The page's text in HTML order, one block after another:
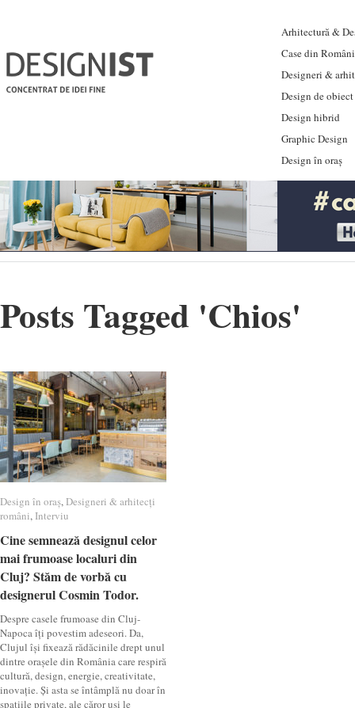
Arhitectură &
Case din
Designeri &
Design de obiect
Design hibrid
Graphic Design
Design în oraș
Posts Tagged 'Chios'
Design în oraș,Designeri & arhitecți
români, Interviu
Cine semnează designul celor
mai frumoase localuri din
Cluj? Stăm de vorbă cu
designerul Cosmin Todor.
Despre casele frumoase din Cluj-
Napoca îți povestim adeseori. Da,
Clujul își fixează rădăcinile drept unul
dintre orașele din România care respiră
cultură, design, energie, creativitate,
inovație. Și asta se întâmplă nu doar în
spațiile private, ale căror uși le
Design în oraș Designeri & arhitecți
români Interviu
Cine semnează designul celor
mai frumoase localuri din
Cluj? Stăm de vorbă cu
designerul Cosmin Todor.